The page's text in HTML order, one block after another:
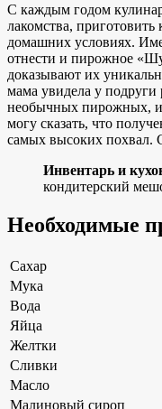
С каждым годом
лакомства, приготовить
домашних условиях.
отнести и пирожное
доказывают их
мама увидела у подруги
необычных пирожных, и
могу сказать, что
самых высоких похвал.
Инвентарь и
кондитерский
Необходимые
Сахар
Мука
Вода
Яйца
Желтки
Сливки
Масло
Малиновый сироп